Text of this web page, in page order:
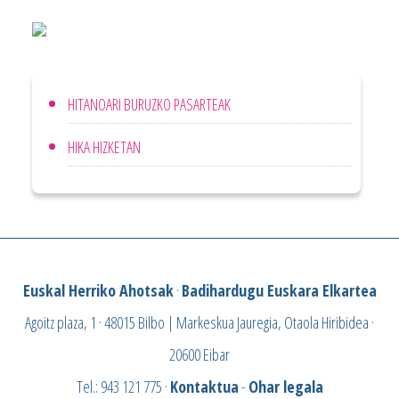
HITANOARI BURUZKO PASARTEAK
HIKA HIZKETAN
Euskal Herriko Ahotsak· Badihardugu Euskara Elkartea
Agoitz plaza, 1 · 48015 Bilbo | Markeskua Jauregia, Otaola Hiribidea ·
20600 Eibar
Tel.: 943 121 775 · Kontaktua- Ohar legala